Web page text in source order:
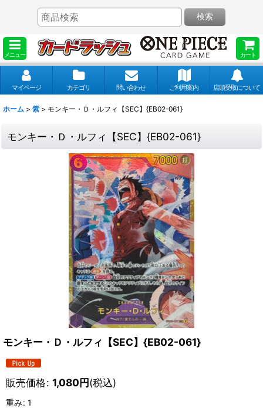
メニュー カート
検索
マイページ カテゴリ 問い合わせ ご利用案内 店頭受取について
ホーム > 紫 > モンキー・Ｄ・ルフィ【SEC】{EB02-061}
モンキー・Ｄ・ルフィ【SEC】{EB02-061}
モンキー・Ｄ・ルフィ【SEC】{EB02-061}
販売価格: 1,080円(税込)
重み: 1